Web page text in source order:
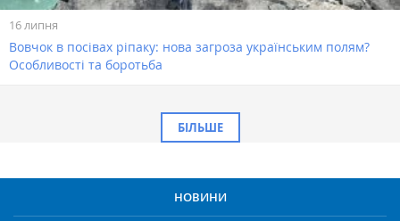
16 липня
Вовчок в посівах ріпаку: нова загроза українським полям?
Особливості та боротьба
БІЛЬШЕ
НОВИНИ